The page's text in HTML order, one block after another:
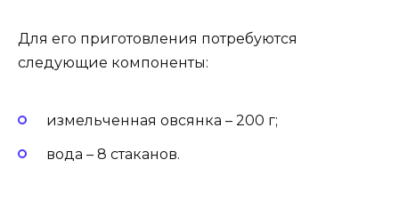
Для его приготовления потребуются
следующие компоненты:
измельченная овсянка – 200 г;
вода – 8 стаканов.